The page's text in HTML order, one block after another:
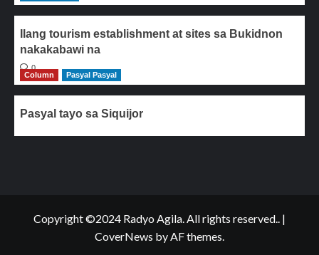
Ilang tourism establishment at sites sa Bukidnon
nakakabawi na
0
Column
Pasyal Pasyal
Pasyal tayo sa Siquijor
Copyright ©2024 Radyo Agila. All rights reserved.. |
CoverNews by AF themes.